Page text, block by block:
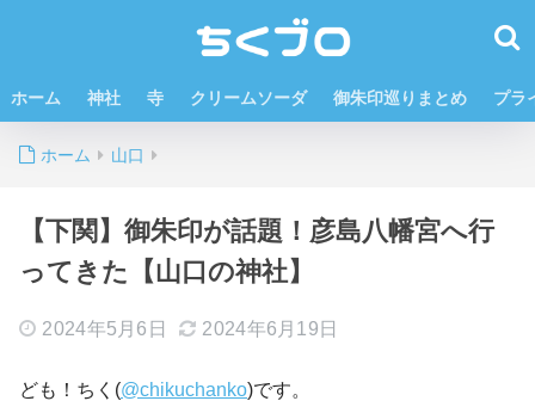
ホーム 神社 寺 クリームソーダ 御朱印巡りまとめ プラ
ホーム 山口
【下関】御朱印が話題！彦島八幡宮へ行
ってきた【山口の神社】
2024年5月6日 2024年6月19日
ども！ちく(@chikuchanko)です。